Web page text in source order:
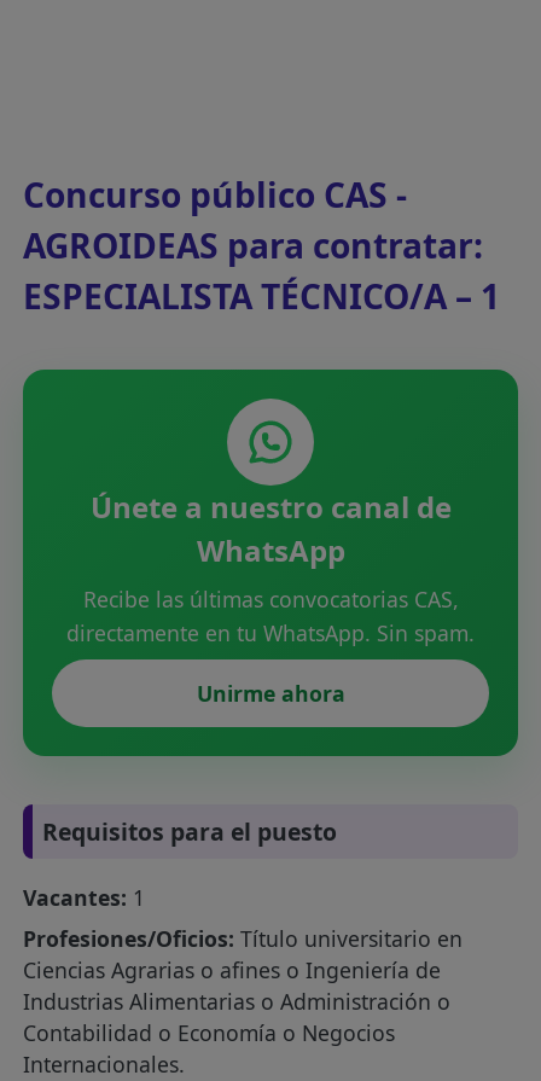
Concurso público CAS -
AGROIDEAS para contratar:
ESPECIALISTA TÉCNICO/A – 1
Únete a nuestro canal de
WhatsApp
Recibe las últimas convocatorias CAS,
directamente en tu WhatsApp. Sin spam.
Unirme ahora
Requisitos para el puesto
Vacantes: 1
Profesiones/Oficios: Título universitario en
Ciencias Agrarias o afines o Ingeniería de
Industrias Alimentarias o Administración o
Contabilidad o Economía o Negocios
Internacionales.